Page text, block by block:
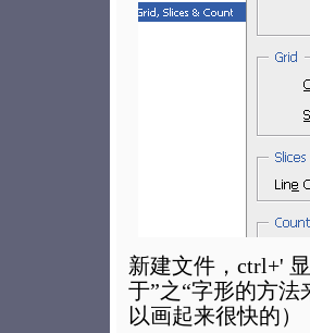
新建文件，ctrl+'
于”之“字形的方
以画起来很快的）